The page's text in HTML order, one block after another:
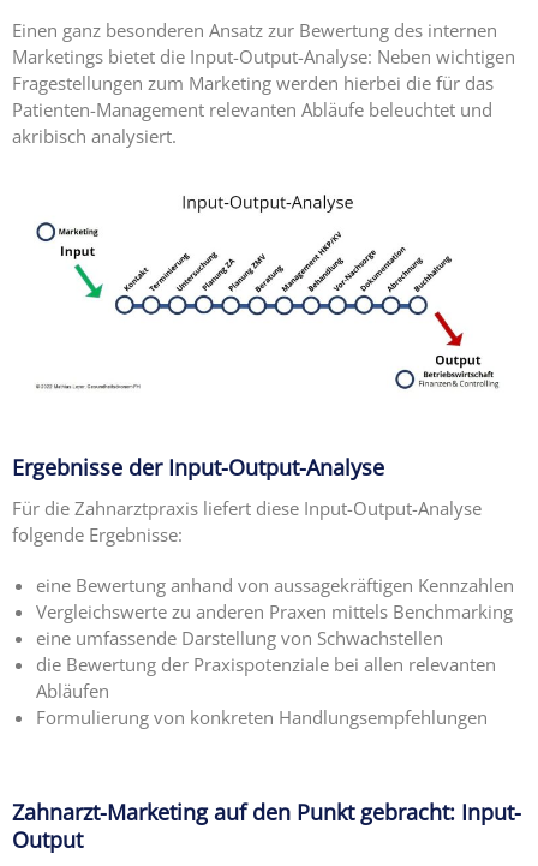
Einen ganz besonderen Ansatz zur Bewertung des internen
Marketings bietet die Input-Output-Analyse: Neben wichtigen
Fragestellungen zum Marketing werden hierbei die für das
Patienten-Management relevanten Abläufe beleuchtet und
akribisch analysiert.
Ergebnisse der Input-Output-Analyse
Für die Zahnarztpraxis liefert diese Input-Output-Analyse
folgende Ergebnisse:
eine Bewertung anhand von aussagekräftigen Kennzahlen
Vergleichswerte zu anderen Praxen mittels Benchmarking
eine umfassende Darstellung von Schwachstellen
die Bewertung der Praxispotenziale bei allen relevanten
Abläufen
Formulierung von konkreten Handlungsempfehlungen
Zahnarzt-Marketing auf den Punkt gebracht: Input-
Output